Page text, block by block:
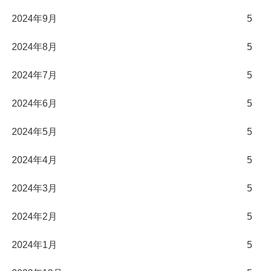
2024年9月 5
2024年8月 5
2024年7月 5
2024年6月 5
2024年5月 5
2024年4月 5
2024年3月 5
2024年2月 5
2024年1月 5